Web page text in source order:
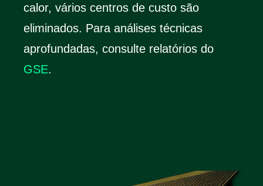
calor, vários centros de custo são
eliminados. Para análises técnicas
aprofundadas, consulte relatórios do
GSE.